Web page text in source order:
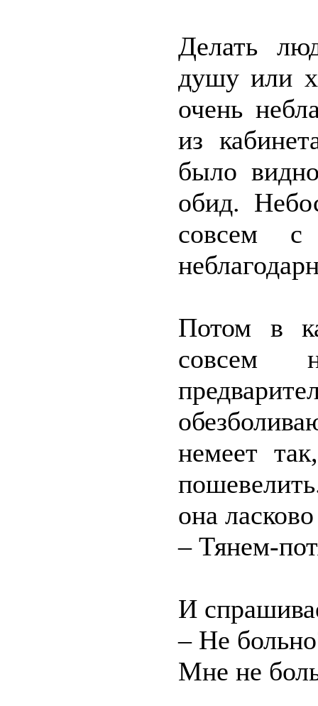
Делать
душу или
очень
из
было
обид.
совсем с
Потом в
совсем
немеет
она
– Тянем-
И
– Не
Мне не